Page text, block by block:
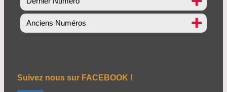
Anciens Numéros
Suivez nous sur FACEBOOK !